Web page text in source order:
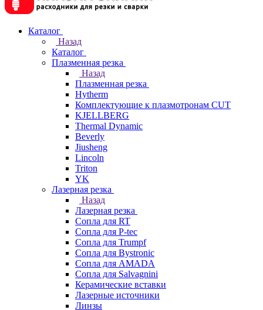
Каталог
Назад
Каталог
Плазменная резка
Назад
Плазменная резка
Hytherm
Комплектующие к плазмотронам CUT
KJELLBERG
Thermal Dynamic
Beverly
Jiusheng
Lincoln
Triton
YK
Лазерная резка
Назад
Лазерная резка
Сопла для RT
Сопла для P-tec
Сопла для Trumpf
Сопла для Bystronic
Сопла для AMADA
Сопла для Salvagnini
Керамические вставки
Лазерные источники
Линзы